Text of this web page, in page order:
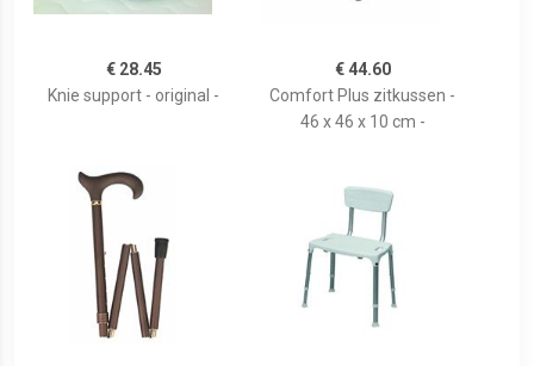
€ 28.45
Knie support - original -
€ 44.60
Comfort Plus zitkussen -
46 x 46 x 10 cm -